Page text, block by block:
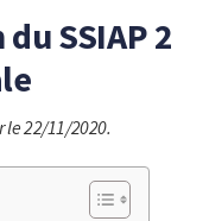
SSIAP 2
le 22/11/2020.